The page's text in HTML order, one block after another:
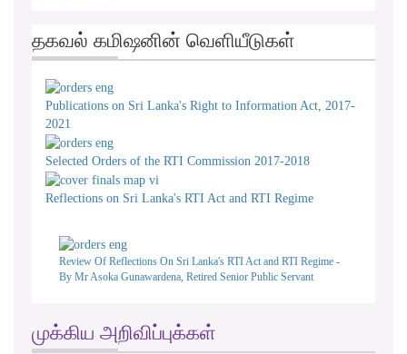
தகவல் கமிஷனின் வெளியீடுகள்
Publications on Sri Lanka's Right to Information Act, 2017-
2021
Selected Orders of the RTI Commission 2017-2018
Reflections on Sri Lanka's RTI Act and RTI Regime
Review Of Reflections On Sri Lanka's RTI Act and RTI Regime -
By Mr Asoka Gunawardena, Retired Senior Public Servant
முக்கிய அறிவிப்புக்கள்